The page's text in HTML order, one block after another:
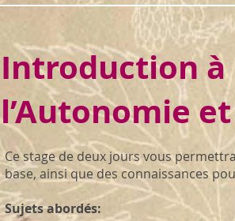
Introduction à
l’Autonomie
Ce stage de deux jours vous
base, ainsi que des connaissances
Sujets abordés: